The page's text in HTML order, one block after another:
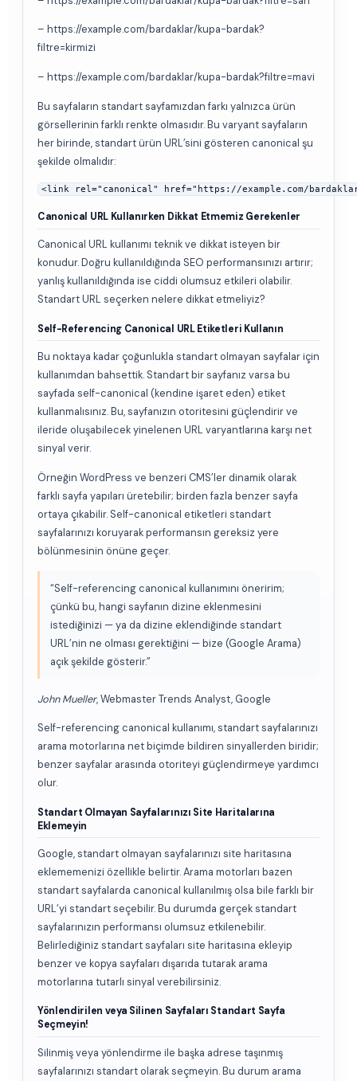
– https://example.com/bardaklar/kupa-bardak?
filtre=kirmizi
– https://example.com/bardaklar/kupa-bardak?filtre=mavi
Bu sayfaların standart sayfamızdan farkı yalnızca ürün
görsellerinin farklı renkte olmasıdır. Bu varyant sayfaların
her birinde, standart ürün URL’sini gösteren canonical şu
şekilde olmalıdır:
<link rel="canonical" href="https://example.com/
Canonical URL Kullanırken Dikkat Etmemiz Gerekenler
Canonical URL kullanımı teknik ve dikkat isteyen bir
konudur. Doğru kullanıldığında SEO performansınızı artırır;
yanlış kullanıldığında ise ciddi olumsuz etkileri olabilir.
Standart URL seçerken nelere dikkat etmeliyiz?
Self-Referencing Canonical URL Etiketleri Kullanın
Bu noktaya kadar çoğunlukla standart olmayan sayfalar için
kullanımdan bahsettik. Standart bir sayfanız varsa bu
sayfada self-canonical (kendine işaret eden) etiket
kullanmalısınız. Bu, sayfanızın otoritesini güçlendirir ve
ileride oluşabilecek yinelenen URL varyantlarına karşı net
sinyal verir.
Örneğin WordPress ve benzeri CMS’ler dinamik olarak
farklı sayfa yapıları üretebilir; birden fazla benzer sayfa
ortaya çıkabilir. Self-canonical etiketleri standart
sayfalarınızı koruyarak performansın gereksiz yere
bölünmesinin önüne geçer.
“Self-referencing canonical kullanımını öneririm;
çünkü bu, hangi sayfanın dizine eklenmesini
istediğinizi — ya da dizine eklendiğinde standart
URL’nin ne olması gerektiğini — bize (Google Arama)
açık şekilde gösterir.”
John Mueller, Webmaster Trends Analyst, Google
Self-referencing canonical kullanımı, standart sayfalarınızı
arama motorlarına net biçimde bildiren sinyallerden biridir;
benzer sayfalar arasında otoriteyi güçlendirmeye yardımcı
olur.
Standart Olmayan Sayfalarınızı Site Haritalarına
Eklemeyin
Google, standart olmayan sayfalarınızı site haritasına
eklememenizi özellikle belirtir. Arama motorları bazen
standart sayfalarda canonical kullanılmış olsa bile farklı bir
URL’yi standart seçebilir. Bu durumda gerçek standart
sayfalarınızın performansı olumsuz etkilenebilir.
Belirlediğiniz standart sayfaları site haritasına ekleyip
benzer ve kopya sayfaları dışarıda tutarak arama
motorlarına tutarlı sinyal verebilirsiniz.
Yönlendirilen veya Silinen Sayfaları Standart Sayfa
Seçmeyin!
Silinmiş veya yönlendirme ile başka adrese taşınmış
sayfalarınızı standart olarak seçmeyin. Bu durum arama